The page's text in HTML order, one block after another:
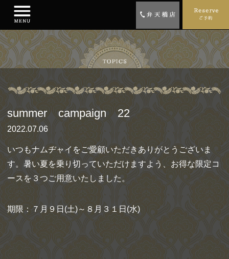
summer campaign 22
2022.07.06
いつもナムヂャイをご愛顧いただきありがとうございま
す。暑い夏を乗り切っていただけますよう、お得な限定コ
ースを３つご用意いたしました。
期限：７月９日(土)～８月３１日(水)